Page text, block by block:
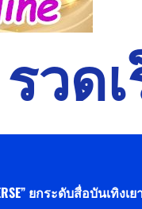
วด
ยกระดับสื่อบันเทิง